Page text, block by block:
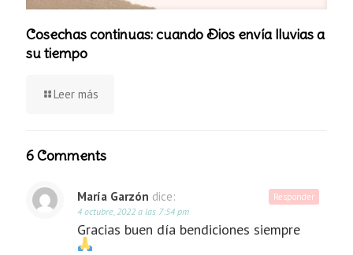
Cosechas continuas: cuando Dios envía lluvias a
su tiempo
Leer más
6 Comments
María Garzón dice:
4 octubre, 2022 a las 7:54 pm
Gracias buen día bendiciones siempre
Responder